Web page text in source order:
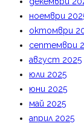
ноември
октомври
септември
август 2025
юли 2025
юни 2025
май 2025
април 2025